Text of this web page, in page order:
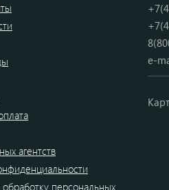
агентств
обработку персональных
e-